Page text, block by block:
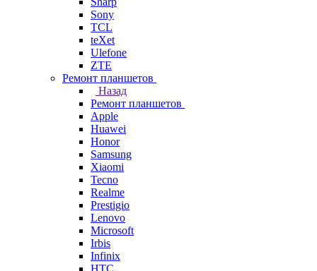
Sony
TCL
teXet
Ulefone
ZTE
Ремонт планшетов
Назад
Ремонт планшетов
Apple
Huawei
Honor
Samsung
Xiaomi
Tecno
Realme
Prestigio
Lenovo
Microsoft
Irbis
Infinix
HTC